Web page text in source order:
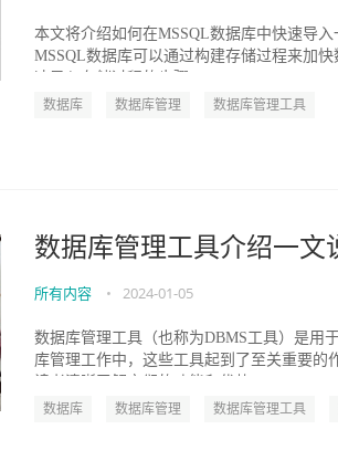
本文将介绍如何在MSSQL数据库中快速导
MSSQL数据库可以通过构建存储过程来加
数据库 数据库管理 数据库管理工具
数据库管理工具介绍一文
所有内容 • 2024-01-05
数据库管理工具（也称为DBMS工具）是用
库管理工作中，这些工具起到了至关重要的
数据库 数据库管理 数据库管理工具